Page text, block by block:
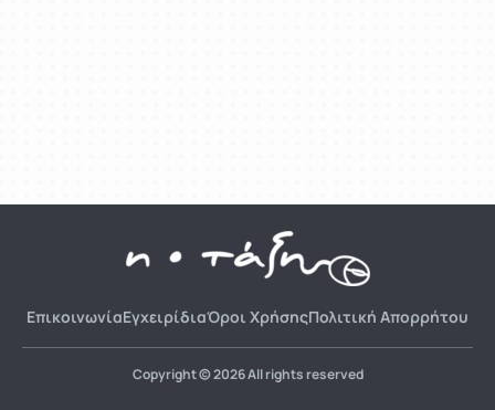
ΕπικοινωνίαΕγχειρίδιαΌροι ΧρήσηςΠολιτική Απορρήτου
Copyright © 2026 All rights reserved